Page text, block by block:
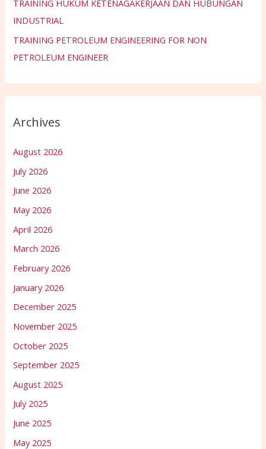
TRAINING HUKUM KETENAGAKERJAAN DAN HUBUNGAN
INDUSTRIAL
TRAINING PETROLEUM ENGINEERING FOR NON
PETROLEUM ENGINEER
Archives
August 2026
July 2026
June 2026
May 2026
April 2026
March 2026
February 2026
January 2026
December 2025
November 2025
October 2025
September 2025
August 2025
July 2025
June 2025
May 2025